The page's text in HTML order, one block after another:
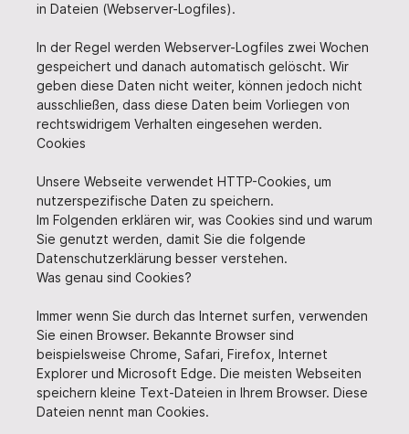
in Dateien (Webserver-Logfiles).
In der Regel werden Webserver-Logfiles zwei Wochen
gespeichert und danach automatisch gelöscht. Wir
geben diese Daten nicht weiter, können jedoch nicht
ausschließen, dass diese Daten beim Vorliegen von
rechtswidrigem Verhalten eingesehen werden.
Cookies
Unsere Webseite verwendet HTTP-Cookies, um
nutzerspezifische Daten zu speichern.
Im Folgenden erklären wir, was Cookies sind und warum
Sie genutzt werden, damit Sie die folgende
Datenschutzerklärung besser verstehen.
Was genau sind Cookies?
Immer wenn Sie durch das Internet surfen, verwenden
Sie einen Browser. Bekannte Browser sind
beispielsweise Chrome, Safari, Firefox, Internet
Explorer und Microsoft Edge. Die meisten Webseiten
speichern kleine Text-Dateien in Ihrem Browser. Diese
Dateien nennt man Cookies.